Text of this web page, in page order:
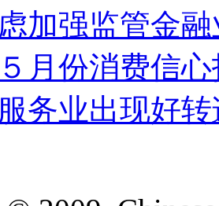
加强监管金
月份消费信
务业出现好